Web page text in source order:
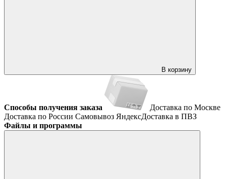
В корзину
Способы получения заказа
Доставка по Москве
Доставка по России Самовывоз ЯндексДоставка в ПВЗ
Файлы и программы